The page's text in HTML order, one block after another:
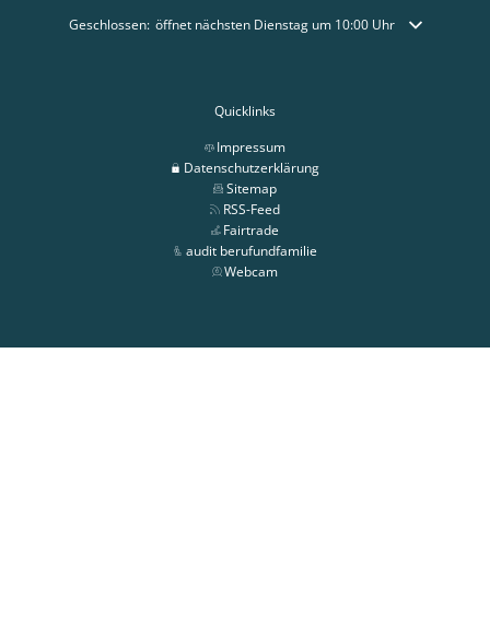
Klicken, um weitere Öffnungs- oder Schließzeiten auszublenden
Geschlossen: öffnet nächsten Dienstag um 10:00 Uhr
Quicklinks
Impressum
Datenschutzerklärung
Sitemap
RSS-Feed
Fairtrade
audit berufundfamilie
Webcam